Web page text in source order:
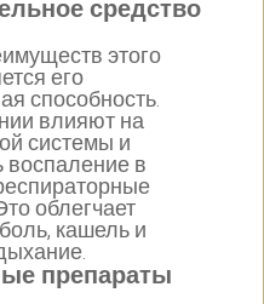
средство
этого
его
способность.
влияют на
системы и
в
облегчает
кашель и
препараты